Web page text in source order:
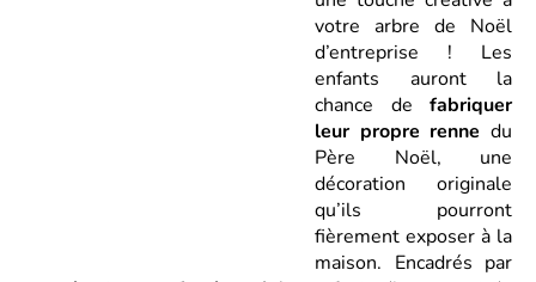
votre arbre de Noël
d’entreprise ! Les
enfants auront la
chance de fabriquer
leur propre renne du
Père Noël, une
décoration originale
qu’ils pourront
fièrement exposer à la
maison. Encadrés par